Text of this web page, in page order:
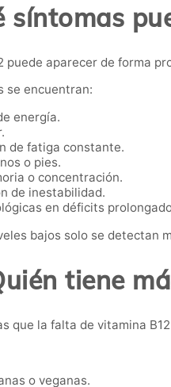
síntomas
puede aparecer de forma
se encuentran:
energía.
de fatiga constante.
o pies.
o concentración.
de inestabilidad.
en déficits
bajos solo se detectan
tiene
que la falta de vitamina
o veganas.